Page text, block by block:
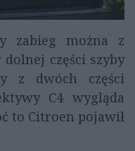
zabieg można z
części szyby
z dwóch części
C4 wygląda
to Citroen pojawił